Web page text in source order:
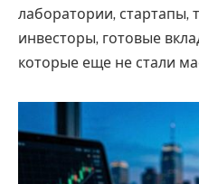
лаборатории, стартапы,
инвесторы, готовые
которые еще не стали